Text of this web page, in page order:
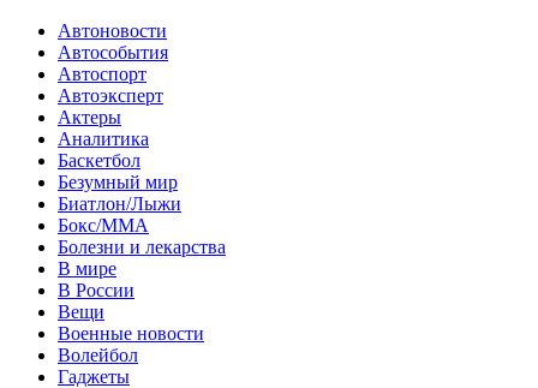
Автоновости
Автособытия
Автоспорт
Автоэксперт
Актеры
Аналитика
Баскетбол
Безумный мир
Биатлон/Лыжи
Бокс/MMA
Болезни и лекарства
В мире
В России
Вещи
Военные новости
Волейбол
Гаджеты